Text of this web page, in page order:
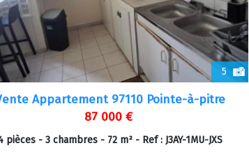
5
Appartement 97110 Pointe-à-pitre
87 000 €
pièces - 3 chambres - 72 m² - Ref : J3AY-1MU-JXS